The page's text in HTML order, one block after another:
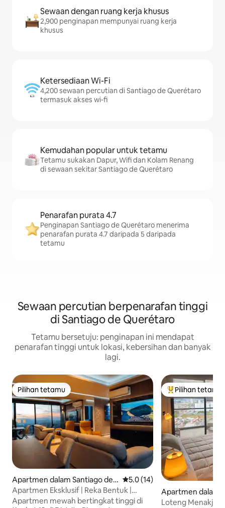
Sewaan dengan ruang kerja khusus
2,900 penginapan mempunyai ruang kerja
khusus
Ketersediaan Wi-Fi
4,200 sewaan percutian di Santiago de Querétaro
termasuk akses wi-fi
Kemudahan popular untuk tetamu
Tetamu sukakan Dapur, Wifi dan Kolam Renang
di sewaan sekitar Santiago de Querétaro
Penarafan purata 4.7
Penginapan Santiago de Querétaro menerima
penarafan purata 4.7 daripada 5 daripada
tetamu
Sewaan percutian berpenarafan tinggi
di Santiago de Querétaro
Tetamu bersetuju: penginapan ini mendapat
penarafan tinggi untuk lokasi, kebersihan dan banyak
lagi.
Pilihan tetamu
Pilihan tetamu
Apartmen dalam Santiago de
Querétaro
Penarafan purata 5.0
5.0 (14)
Apartmen Eksklusif | Reka Bentuk |
Kolam Renang Infiniti
Apartmen mewah bertingkat tinggi di
Pilihan utama
Pilihan tetamu
Apartmen dalam
Loteng